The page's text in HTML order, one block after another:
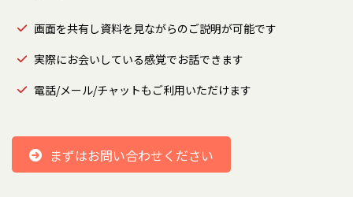
画面を共有し資料を見ながらのご説明が可能です
実際にお会いしている感覚でお話できます
電話/メール/チャットもご利用いただけます
まずはお問い合わせください